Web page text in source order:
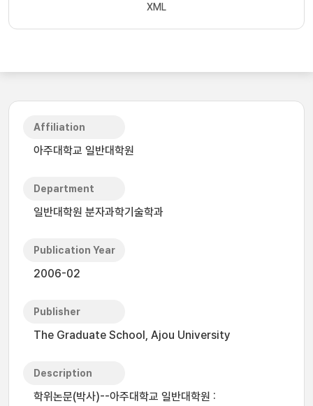
XML
Affiliation
아주대학교 일반대학원
Department
일반대학원 분자과학기술학과
Publication Year
2006-02
Publisher
The Graduate School, Ajou University
Description
학위논문(박사)--아주대학교 일반대학원 :